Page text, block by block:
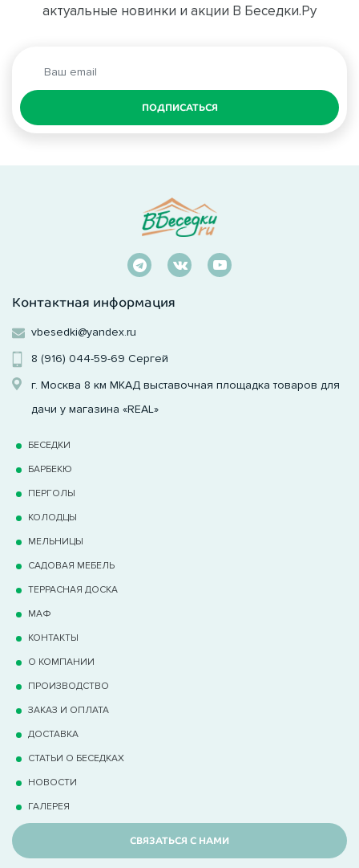
актуальные новинки и акции В Беседки.Ру
ПОДПИСАТЬСЯ
Контактная информация
vbesedki@yandex.ru
8 (916) 044-59-69 Сергей
г. Москва 8 км МКАД выставочная площадка товаров для
дачи у магазина «REAL»
БЕСЕДКИ
БАРБЕКЮ
ПЕРГОЛЫ
КОЛОДЦЫ
МЕЛЬНИЦЫ
САДОВАЯ МЕБЕЛЬ
ТЕРРАCНАЯ ДОСКА
МАФ
КОНТАКТЫ
О КОМПАНИИ
ПРОИЗВОДСТВО
ЗАКАЗ И ОПЛАТА
ДОСТАВКА
СТАТЬИ О БЕСЕДКАХ
НОВОСТИ
ГАЛЕРЕЯ
СВЯЗАТЬСЯ С НАМИ